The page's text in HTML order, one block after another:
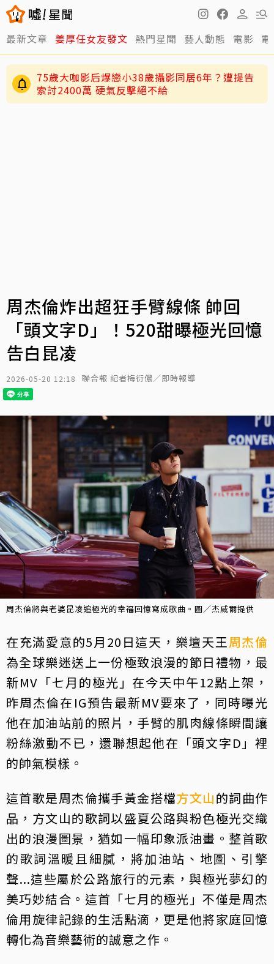
最新文章 姜厚任女友發文 熱門星聞 藝人動態 電影
75歲大咖影后爆戀小38歲攝影同居6年？遭提告
索討2400萬 硬氣反擊絕不給
周杰倫炸出超狂手臂線條 帥回
「頭文字D」！520甜曝極光回憶
告白昆凌
2026-05-20 12:18 聯合報 記者梅衍儂／即時報導
周杰倫將與老婆昆凌追極光的幸福回憶寫成歌曲。圖／杰威爾提供
在充滿愛意的5月20日這天，樂壇天王周杰倫
為全球樂迷送上一份極致浪漫的節日禮物，最
新MV「七月的極光」在今天中午12點上架，
昨周杰倫在IG預告最新MV要來了，同時曝光
他在加油站前的照片，手臂的肌肉線條瞬間讓
粉絲激動不已，還聯想起他在「頭文字D」裡
的帥氣模樣。
這首歌是周杰倫攜手黃金搭檔方文山的詞曲作
品，方文山的歌詞以盛夏公路與粉色極光交織
出的浪漫圖景，猶如一幅印象派油畫。整首歌
的歌詞溫暖且細膩，將加油站、地圖、引擎
聲...這些屬於公路旅行的元素，與極光夢幻的
美巧妙結合。這首「七月的極光」不僅是周杰
倫用旋律記錄的生活點滴，更是他將家庭回憶
轉化為音樂藝術的誠意之作。